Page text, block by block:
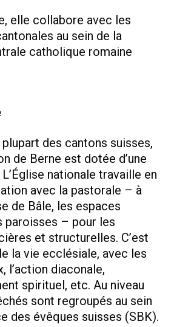
elle collabore avec les
au sein de la
catholique romaine
des cantons suisses,
de Berne est dotée d’une
nationale travaille en
avec la pastorale – à
de Bâle, les espaces
paroisses – pour les
et structurelles. C’est
la vie ecclésiale, avec les
l’action diaconale,
spirituel, etc. Au niveau
sont regroupés au sein
des évêques suisses (SBK).